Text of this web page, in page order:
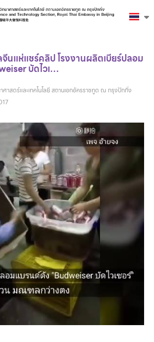
นแห่แชร์คลิป โรงงานผลิตเบียร์ปลอม
บัดไวเ…
ศาสตร์และเทคโนโลยี สถานเอกอัครราชทูต ณ กรุงปักกิ่ง